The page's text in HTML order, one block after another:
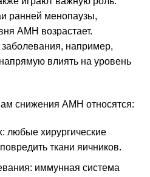
ранней менопаузы,
AMH возрастает.
заболевания, например,
влиять на уровень
снижения AMH относятся:
любые хирургические
ткани яичников.
иммунная система